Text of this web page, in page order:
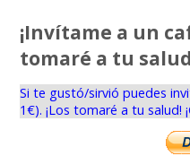
¡Invítame a un
tomaré a tu
Si te gustó/sirvió puedes
1€). ¡Los tomaré a tu salud!